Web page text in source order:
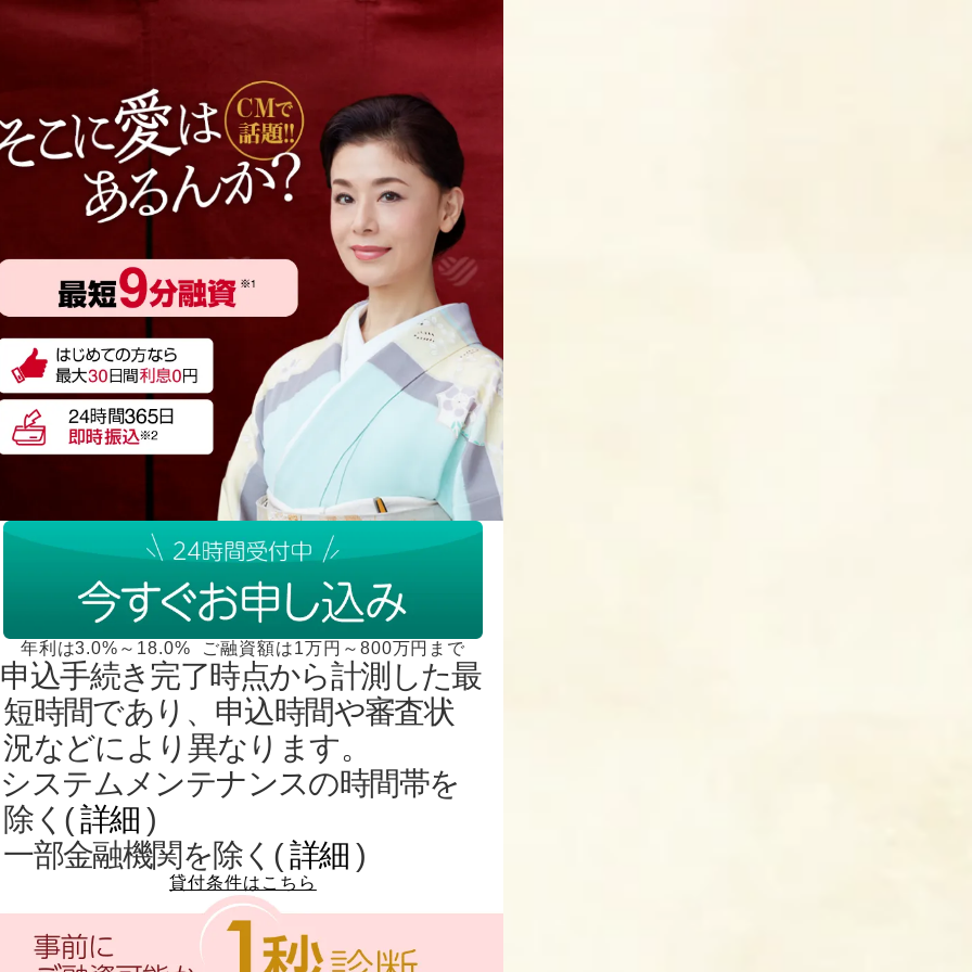
年利は3.0%～18.0% ご融資額は1万円～800万円まで
込手続き完了時点から計測した最
短時間であり、申込時間や審査状
況などにより異なります。
ステムメンテナンスの時間帯を
除く(詳細 )
一部金融機関を除く(詳細 )
貸付条件はこちら